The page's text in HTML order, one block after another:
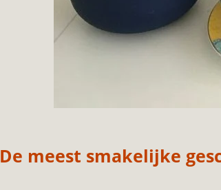
De meest smakelijke